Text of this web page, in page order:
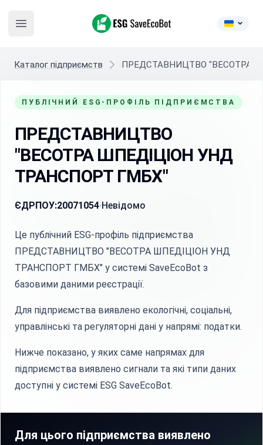
Open main menu
ESG SaveEcoBot
Каталог підприємств ПРЕДСТАВНИЦТВО "ВЕСОТРА
ПУБЛІЧНИЙ ESG-ПРОФІЛЬ ПІДПРИЄМСТВА
ПРЕДСТАВНИЦТВО
"ВЕСОТРА ШПЕДІЦІОН УНД
ТРАНСПОРТ ГМБХ"
ЄДРПОУ:20071054 Невідомо
Це публічний ESG-профіль підприємства
ПРЕДСТАВНИЦТВО "ВЕСОТРА ШПЕДІЦІОН УНД
ТРАНСПОРТ ГМБХ" у системі SaveEcoBot з
базовими даними реєстрації.
Для підприємства виявлено екологічні, соціальні,
управлінські та регуляторні дані у напрямі: податки.
Нижче показано, у яких саме напрямах для
підприємства виявлено сигнали та які типи даних
доступні у системі ESG SaveEcoBot.
Для цього підприємства виявлено